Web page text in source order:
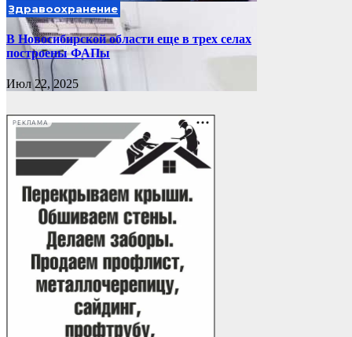
Здравоохранение
В Новосибирской области еще в трех селах
построены ФАПы
Июл 22, 2025
РЕКЛАМА